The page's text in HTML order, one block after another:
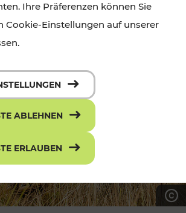
Ihre Präferenzen können Sie
Cookie-Einstellungen auf unserer
ABLEHNEN
ERLAUBEN